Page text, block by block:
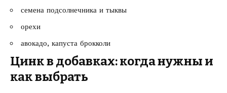
семена подсолнечника и тыквы
орехи
авокадо, капуста брокколи
Цинк в добавках: когда нужны и
как выбрать